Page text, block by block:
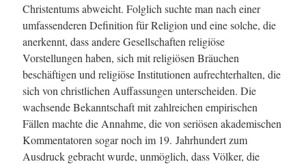
Christentums abweicht. Folglich suchte man nach einer
umfassenderen Definition für Religion und eine solche, die
anerkennt, dass andere Gesellschaften religiöse
Vorstellungen haben, sich mit religiösen Bräuchen
beschäftigen und religiöse Institutionen aufrechterhalten, die
sich von christlichen Auffassungen unterscheiden. Die
wachsende Bekanntschaft mit zahlreichen empirischen
Fällen machte die Annahme, die von seriösen akademischen
Kommentatoren sogar noch im 19. Jahrhundert zum
Ausdruck gebracht wurde, unmöglich, dass Völker, die